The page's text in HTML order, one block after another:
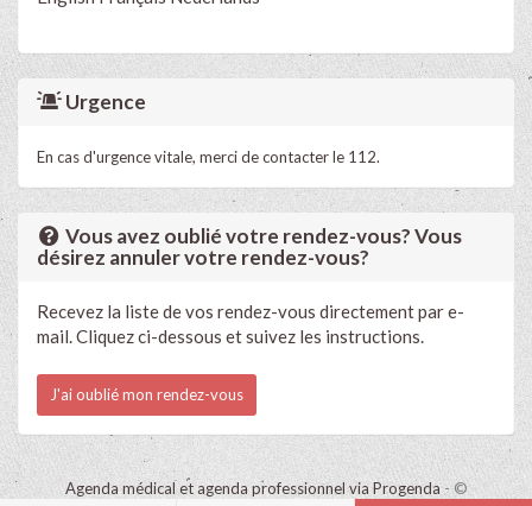
Urgence
En cas d'urgence vitale, merci de contacter le 112.
Vous avez oublié votre rendez-vous? Vous
désirez annuler votre rendez-vous?
Recevez la liste de vos rendez-vous directement par e-
mail. Cliquez ci-dessous et suivez les instructions.
J'ai oublié mon rendez-vous
Agenda médical et agenda professionnel via Progenda - ©